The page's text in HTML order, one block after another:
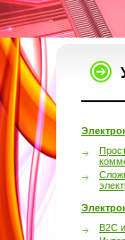
B2C